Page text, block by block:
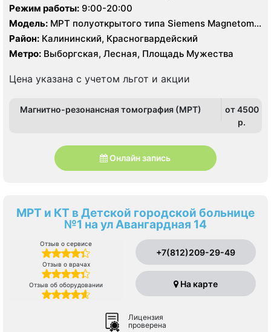
Режим работы: 9:00-20:00
Модель: МРТ полуоткрытого типа Siemens Magnetom
Espree 1.5 Тесла
Район: Калининский, Красногвардейский
Метро: Выборгская, Лесная, Площадь Мужества
Цена указана с учетом льгот и акции
Магнитно-резонансная томография (МРТ)
от 4500
p.
Онлайн запись
МРТ и КТ в Детской городской больнице
№1 на ул Авангардная 14
Отзыв о сервисе
Отзыв о врачах
Отзыв об оборудовании
+7(812)209-29-49
На карте
Лицензия
проверена